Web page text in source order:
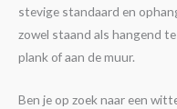
stevige standaard en
zowel staand als hangend
plank of aan de muur.
Ben je op zoek naar een